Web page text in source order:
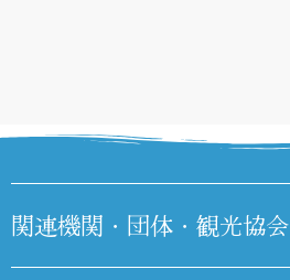
関連機関・団体・観光協会